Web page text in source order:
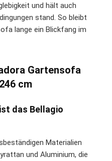
und hält auch
stand. So bleibt
lange ein Blickfang im
Gartensofa
cm
das Bellagio
Materialien
und Aluminium, die